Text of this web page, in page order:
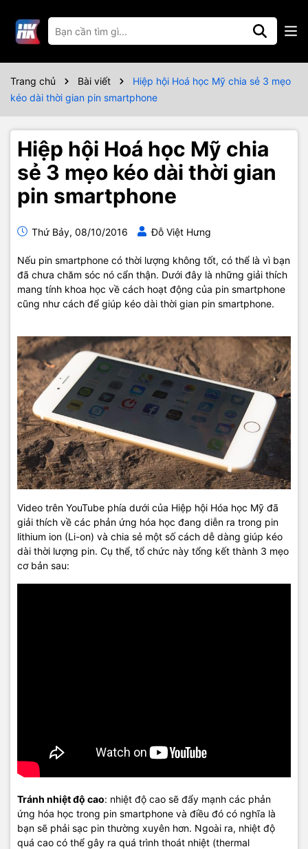
Trang chủ Bài viết
Hiệp hội Hoá học Mỹ chia sẻ 3 mẹo
kéo dài thời gian pin smartphone
Hiệp hội Hoá học Mỹ chia
sẻ 3 mẹo kéo dài thời gian
pin smartphone
Thứ Bảy, 08/10/2016 Đỗ Việt Hưng
Nếu pin smartphone có thời lượng không tốt, có thể là vì bạn
đã chưa chăm sóc nó cẩn thận. Dưới đây là những giải thích
mang tính khoa học về cách hoạt động của pin smartphone
cũng như cách để giúp kéo dài thời gian pin smartphone.
Video trên YouTube phía dưới của Hiệp hội Hóa học Mỹ đã
giải thích về các phản ứng hóa học đang diễn ra trong pin
lithium ion (Li-on) và chia sẻ một số cách dễ dàng giúp kéo
dài thời lượng pin. Cụ thể, tổ chức này tổng kết thành 3 mẹo
cơ bản sau:
Tránh nhiệt độ cao: nhiệt độ cao sẽ đẩy mạnh các phản
ứng hóa học trong pin smartphone và điều đó có nghĩa là
bạn sẽ phải sạc pin thường xuyên hơn. Ngoài ra, nhiệt độ
quá cao có thể gây ra quá trình thoát nhiệt (thermal